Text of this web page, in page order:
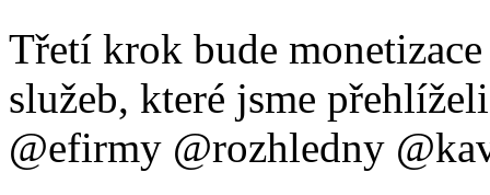
Třetí krok bude
služeb, které jsme
@efirmy @rozhledny